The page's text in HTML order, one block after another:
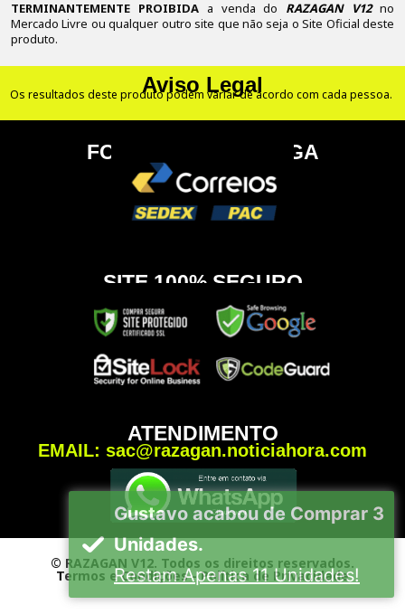
TERMINANTEMENTE PROIBIDAa venda do RAZAGAN V12no
Mercado Livre ou qualquer outro site que não seja o Site Oficial deste
produto.
Aviso Legal
Os resultados deste produto podem variar de acordo com cada pessoa.
FORMAS DE ENTREGA
SITE 100% SEGURO
ATENDIMENTO
EMAIL: sac@razagan.noticiahora.com
© RAZAGAN V12. Todos os direitos reservados.
Termos e Condições - Política de Privacidade
Gustavo acabou de Comprar 3
Unidades.
Restam Apenas 11 Unidades!